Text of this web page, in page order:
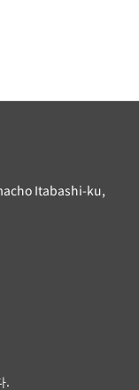
라이드
Itabashi-ku,
.